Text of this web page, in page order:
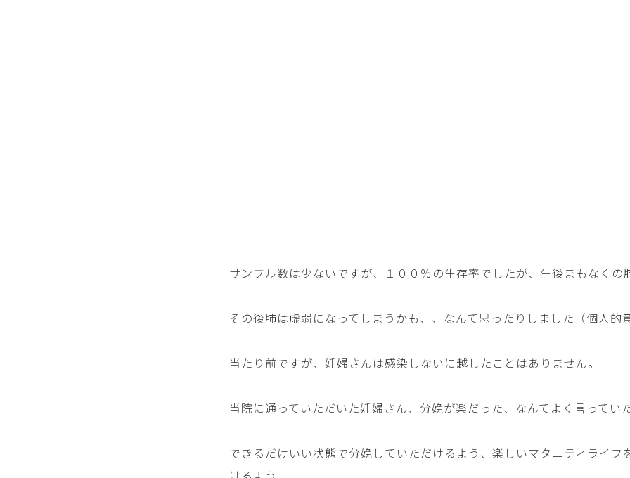
サンプル数は少ないですが、１００％の生存率でしたが、生後まもなくの
その後肺は虚弱になってしまうかも、、なんて思ったりしました（個人的
当たり前ですが、妊婦さんは感染しないに越したことはありません。
当院に通っていただいた妊婦さん、分娩が楽だった、なんてよく言ってい
できるだけいい状態で分娩していただけるよう、楽しいマタニティライフ